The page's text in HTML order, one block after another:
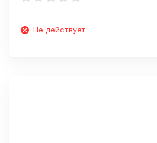
Не действует